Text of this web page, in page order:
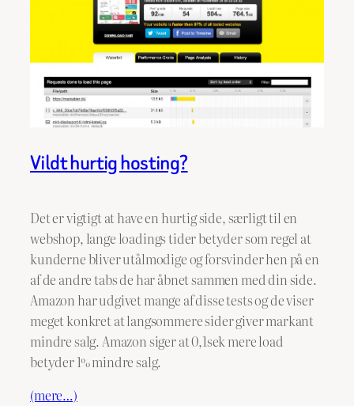
Vildt hurtig hosting?
Det er vigtigt at have en hurtig side, særligt til en
webshop, lange loadings tider betyder som regel at
kunderne bliver utålmodige og forsvinder hen på en
af de andre tabs de har åbnet sammen med din side.
Amazon har udgivet mange af disse tests og de viser
meget konkret at langsommere sider giver markant
mindre salg. Amazon siger at 0,1sek mere load
betyder 1% mindre salg.
(mere…)